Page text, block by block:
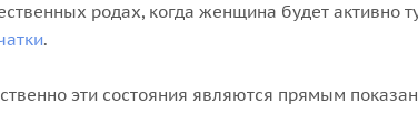
родах, когда женщина будет активно
.
эти состояния являются прямым